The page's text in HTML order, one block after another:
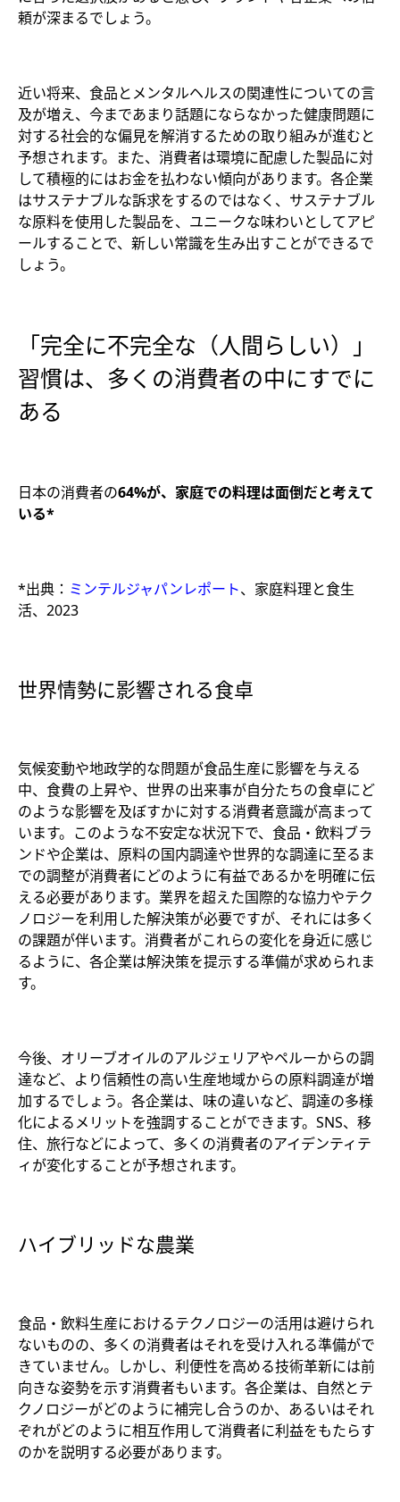
頼が深まるでしょう。
近い将来、食品とメンタルヘルスの関連性についての言
及が増え、今まであまり話題にならなかった健康問題に
対する社会的な偏見を解消するための取り組みが進むと
予想されます。また、消費者は環境に配慮した製品に対
して積極的にはお金を払わない傾向があります。各企業
はサステナブルな訴求をするのではなく、サステナブル
な原料を使用した製品を、ユニークな味わいとしてアピ
ールすることで、新しい常識を生み出すことができるで
しょう。
「完全に不完全な（人間らしい）」
習慣は、多くの消費者の中にすでに
ある
日本の消費者の64%が、家庭での料理は面倒だと考えて
いる*
*出典： ミンテルジャパンレポート、家庭料理と食生
活、2023
世界情勢に影響される食卓
気候変動や地政学的な問題が食品生産に影響を与える
中、食費の上昇や、世界の出来事が自分たちの食卓にど
のような影響を及ぼすかに対する消費者意識が高まって
います。このような不安定な状況下で、食品・飲料ブラ
ンドや企業は、原料の国内調達や世界的な調達に至るま
での調整が消費者にどのように有益であるかを明確に伝
える必要があります。業界を超えた国際的な協力やテク
ノロジーを利用した解決策が必要ですが、それには多く
の課題が伴います。消費者がこれらの変化を身近に感じ
るように、各企業は解決策を提示する準備が求められま
す。
今後、オリーブオイルのアルジェリアやペルーからの調
達など、より信頼性の高い生産地域からの原料調達が増
加するでしょう。各企業は、味の違いなど、調達の多様
化によるメリットを強調することができます。SNS、移
住、旅行などによって、多くの消費者のアイデンティテ
ィが変化することが予想されます。
ハイブリッドな農業
食品・飲料生産におけるテクノロジーの活用は避けられ
ないものの、多くの消費者はそれを受け入れる準備がで
きていません。しかし、利便性を高める技術革新には前
向きな姿勢を示す消費者もいます。各企業は、自然とテ
クノロジーがどのように補完し合うのか、あるいはそれ
ぞれがどのように相互作用して消費者に利益をもたらす
のかを説明する必要があります。